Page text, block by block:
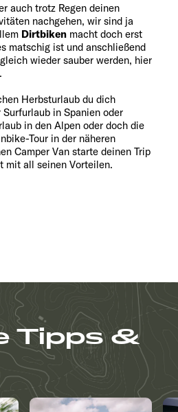
auch trotz Regen deinen
nachgehen, wir sind ja
Dirtbiken macht doch erst
matschig ist und anschließend
wieder sauber werden, hier
Herbsturlaub du dich
in Spanien oder
in den Alpen oder doch die
Tour in der näheren
Camper Van starte deinen Trip
mit all seinen Vorteilen.
Tipps &